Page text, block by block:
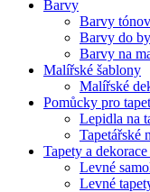
Barvy
Barvy
Barvy do
Barvy na
Malířské šablony
Malířské
Pomůcky pro
Lepidla na
Tapetářské
Tapety a
Levné
Levné